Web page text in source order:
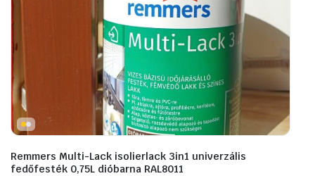
Remmers Multi-Lack isolierlack 3in1 univerzális
fedőfesték 0,75L dióbarna RAL8011